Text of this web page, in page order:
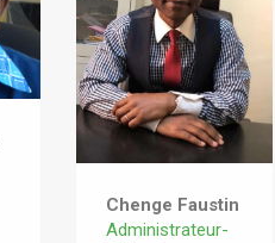
Chenge Faustin
Administrateur-